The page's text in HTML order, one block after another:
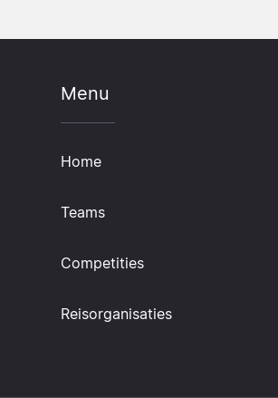
Menu
Home
Teams
Competities
Reisorganisaties